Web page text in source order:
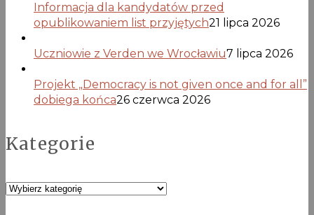
Informacja dla kandydatów przed
opublikowaniem list przyjętych21 lipca 2026
Uczniowie z Verden we Wrocławiu7 lipca 2026
Projekt „Democracy is not given once and for all”
dobiega końca26 czerwca 2026
Kategorie
Kategorie